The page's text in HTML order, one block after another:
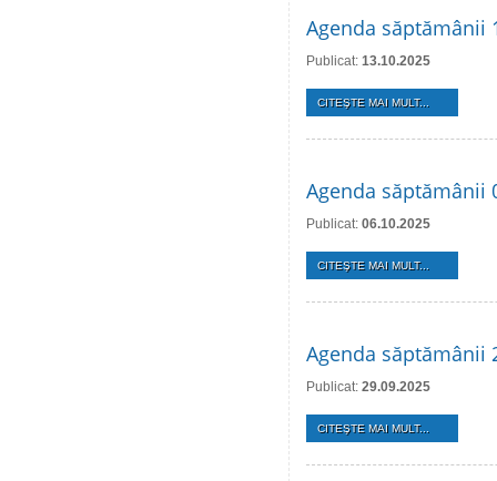
Agenda săptămânii
Publicat: 13.10.2025
CITEŞTE MAI MULT...
Agenda săptămânii
Publicat: 06.10.2025
CITEŞTE MAI MULT...
Agenda săptămânii
Publicat: 29.09.2025
CITEŞTE MAI MULT...